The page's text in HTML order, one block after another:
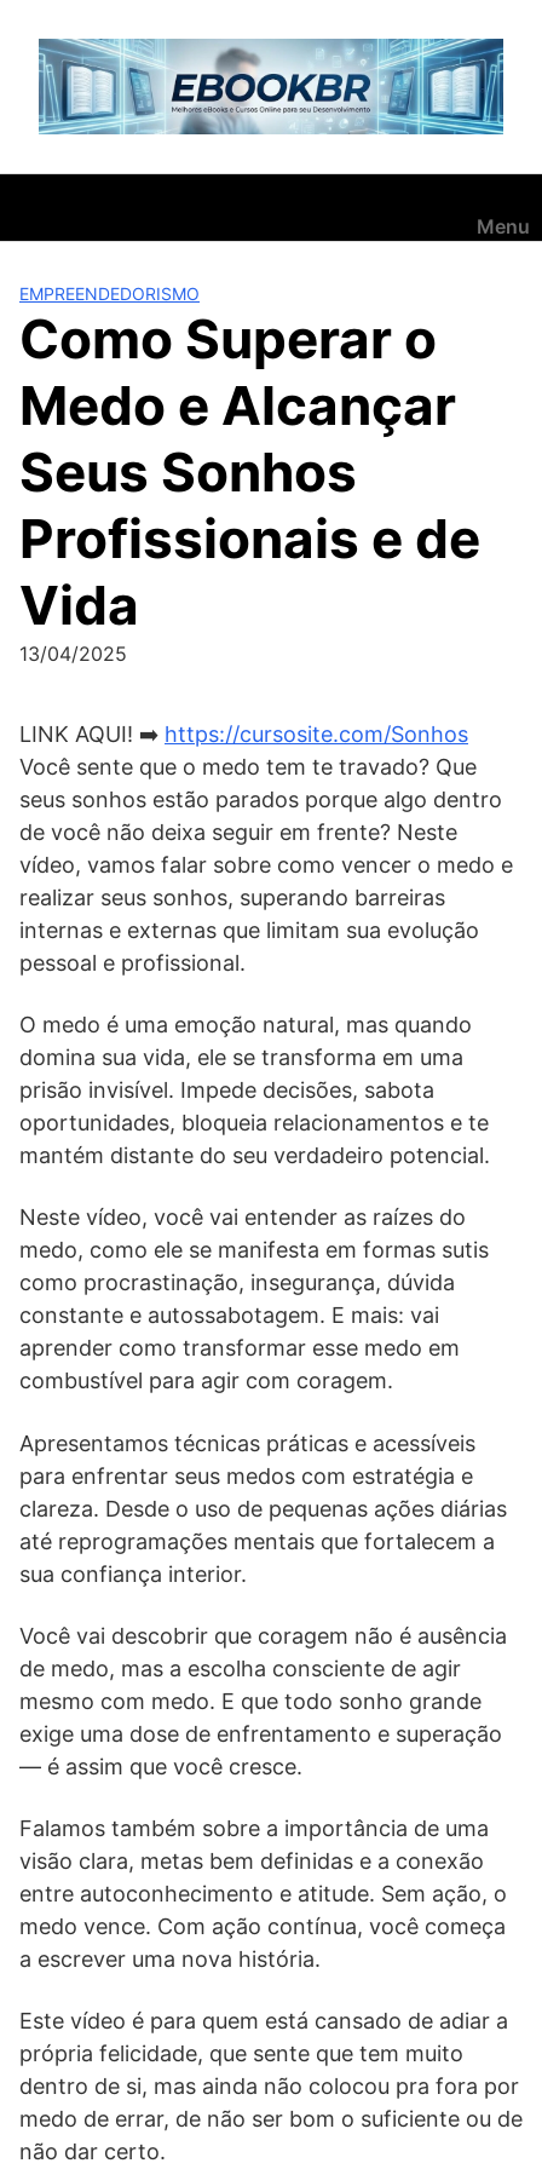
para
conteúdo
Menu
EMPREENDEDORISMO
Como Superar o
Medo e Alcançar
Seus Sonhos
Profissionais e de
Vida
13/04/2025
LINK AQUI! ➡️ https://cursosite.com/Sonhos
Você sente que o medo tem te travado? Que
seus sonhos estão parados porque algo dentro
de você não deixa seguir em frente? Neste
vídeo, vamos falar sobre como vencer o medo e
realizar seus sonhos, superando barreiras
internas e externas que limitam sua evolução
pessoal e profissional.
O medo é uma emoção natural, mas quando
domina sua vida, ele se transforma em uma
prisão invisível. Impede decisões, sabota
oportunidades, bloqueia relacionamentos e te
mantém distante do seu verdadeiro potencial.
Neste vídeo, você vai entender as raízes do
medo, como ele se manifesta em formas sutis
como procrastinação, insegurança, dúvida
constante e autossabotagem. E mais: vai
aprender como transformar esse medo em
combustível para agir com coragem.
Apresentamos técnicas práticas e acessíveis
para enfrentar seus medos com estratégia e
clareza. Desde o uso de pequenas ações diárias
até reprogramações mentais que fortalecem a
sua confiança interior.
Você vai descobrir que coragem não é ausência
de medo, mas a escolha consciente de agir
mesmo com medo. E que todo sonho grande
exige uma dose de enfrentamento e superação
— é assim que você cresce.
Falamos também sobre a importância de uma
visão clara, metas bem definidas e a conexão
entre autoconhecimento e atitude. Sem ação, o
medo vence. Com ação contínua, você começa
a escrever uma nova história.
Este vídeo é para quem está cansado de adiar a
própria felicidade, que sente que tem muito
dentro de si, mas ainda não colocou pra fora por
medo de errar, de não ser bom o suficiente ou de
não dar certo.